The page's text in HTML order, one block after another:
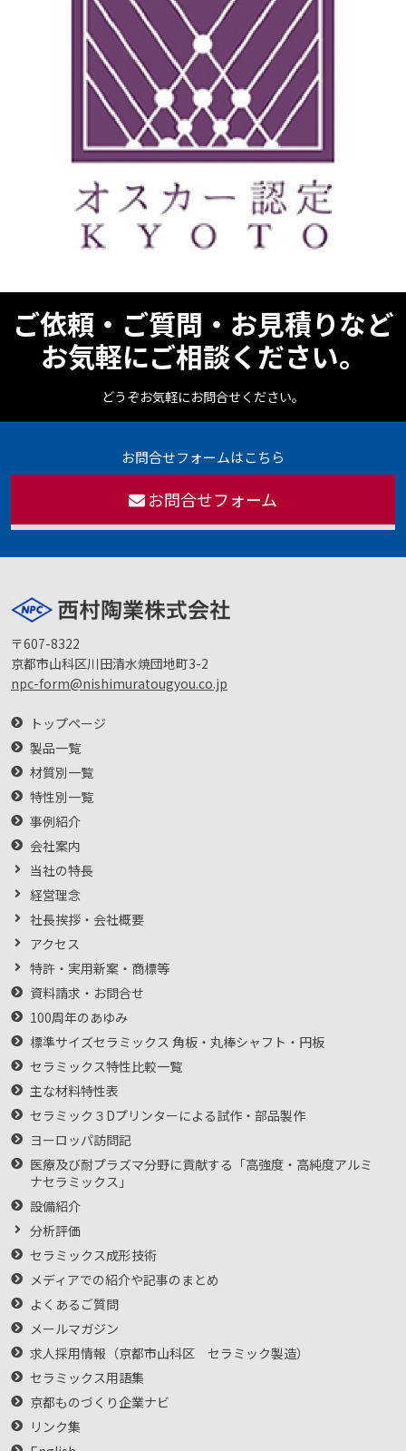
ご依頼・ご質問・お見積りなど
お気軽にご相談ください。
どうぞお気軽にお問合せください。
お問合せフォームはこちら
お問合せフォーム
〒607-8322
京都市山科区川田清水焼団地町3-2
npc-form@nishimuratougyou.co.jp
トップページ
製品一覧
材質別一覧
特性別一覧
事例紹介
会社案内
当社の特長
経営理念
社長挨拶・会社概要
アクセス
特許・実用新案・商標等
資料請求・お問合せ
100周年のあゆみ
標準サイズセラミックス 角板・丸棒シャフト・円板
セラミックス特性比較一覧
主な材料特性表
セラミック３Dプリンターによる試作・部品製作
ヨーロッパ訪問記
医療及び耐プラズマ分野に貢献する「高強度・高純度アルミ
ナセラミックス」
設備紹介
分析評価
セラミックス成形技術
メディアでの紹介や記事のまとめ
よくあるご質問
メールマガジン
求人採用情報（京都市山科区 セラミック製造）
セラミックス用語集
京都ものづくり企業ナビ
リンク集